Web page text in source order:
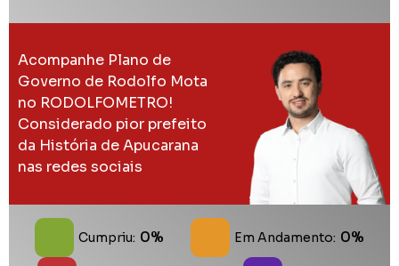
Acompanhe Plano de
Governo de Rodolfo Mota
no RODOLFOMETRO!
Considerado pior prefeito
da História de Apucarana
nas redes sociais
Cumpriu: 0% Em Andamento: 0%